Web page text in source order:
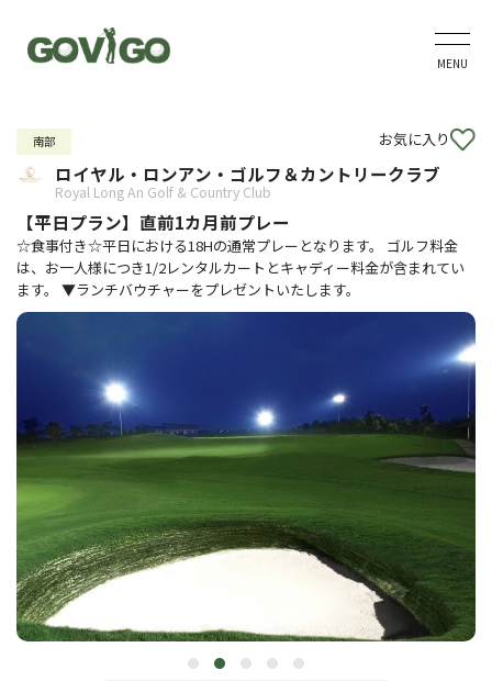
MENU
南部 お気に入り
ロイヤル・ロンアン・ゴルフ＆カントリークラブ
Royal Long An Golf & Country Club
【平日プラン】直前1カ月前プレー
☆食事付き☆平日における18Hの通常プレーとなります。 ゴルフ料金
は、お一人様につき1/2レンタルカートとキャディー料金が含まれてい
ます。 ▼ランチバウチャーをプレゼントいたします。